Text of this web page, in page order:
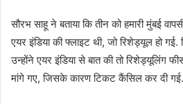
सौरभ साहू ने बताया कि तीन को हमारी मुंबई
एयर इंडिया की फ्लाइट थी, जो रिशेड्यूल हो
उन्होंने एयर इंडिया से बात की तो रिशेड्यूलिंग
मांगे गए, जिसके कारण टिकट कैंसिल कर दी गई.